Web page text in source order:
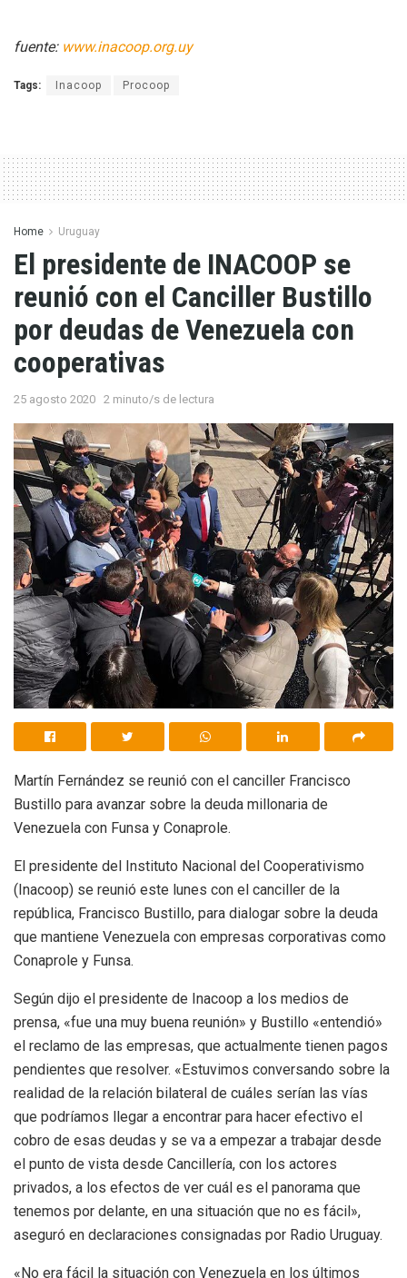
fuente: www.inacoop.org.uy
Tags: Inacoop Procoop
Home Uruguay
El presidente de INACOOP se
reunió con el Canciller Bustillo
por deudas de Venezuela con
cooperativas
25 agosto 2020 2 minuto/s de lectura
Martín Fernández se reunió con el canciller Francisco
Bustillo para avanzar sobre la deuda millonaria de
Venezuela con Funsa y Conaprole.
El presidente del Instituto Nacional del Cooperativismo
(Inacoop) se reunió este lunes con el canciller de la
república, Francisco Bustillo, para dialogar sobre la deuda
que mantiene Venezuela con empresas corporativas como
Conaprole y Funsa.
Según dijo el presidente de Inacoop a los medios de
prensa, «fue una muy buena reunión» y Bustillo «entendió»
el reclamo de las empresas, que actualmente tienen pagos
pendientes que resolver. «Estuvimos conversando sobre la
realidad de la relación bilateral de cuáles serían las vías
que podríamos llegar a encontrar para hacer efectivo el
cobro de esas deudas y se va a empezar a trabajar desde
el punto de vista desde Cancillería, con los actores
privados, a los efectos de ver cuál es el panorama que
tenemos por delante, en una situación que no es fácil»,
aseguró en declaraciones consignadas por Radio Uruguay.
«No era fácil la situación con Venezuela en los últimos